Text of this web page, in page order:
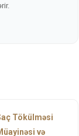
Tökülməsi
və